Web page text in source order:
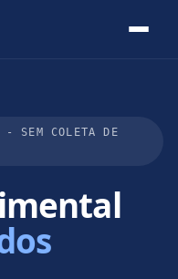
- SEM COLETA DE